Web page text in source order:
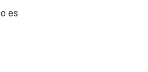
es